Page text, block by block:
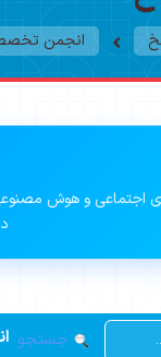
انجمن
اجتماعی و هوش
جستجو